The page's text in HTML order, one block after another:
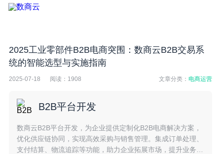
2025工业零部件B2B电商突围：数商云B2B交易系
统的智能选型与实施指南
2025-07-18 阅读： 1908 文章分类：电商运营
B2B平台开发
数商云B2B平台开发，为企业提供定制化B2B电商解决方案，
优化供应链协同，实现高效采购与销售管理。集成订单处理、
支付结算、物流追踪等功能，助力企业拓展市场，提升业务效